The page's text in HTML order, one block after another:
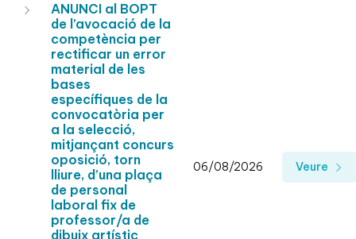
ANUNCI al BOPT
de l’avocació de la
competència per
rectificar un error
material de les
bases
específiques de la
convocatòria per
a la selecció,
mitjançant concurs
oposició, torn
lliure, d’una plaça
de personal
laboral fix de
professor/a de
dibuix artístic
06/08/2026 Veure